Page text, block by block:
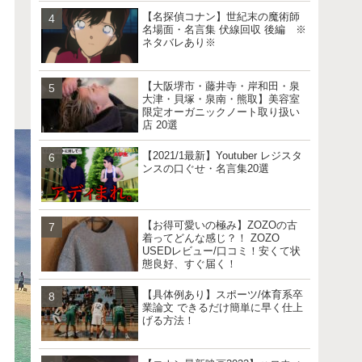
【名探偵コナン】世紀末の魔術師
名場面・名言集 伏線回収 後編 ※
ネタバレあり※
【大阪堺市・藤井寺・岸和田・泉
大津・貝塚・泉南・熊取】美容室
限定オーガニックノート取り扱い
店 20選
【2021/1最新】Youtuber レジスタ
ンスの口ぐせ・名言集20選
【お得可愛いの極み】ZOZOの古
着ってどんな感じ？！ ZOZO
USEDレビュー/口コミ！安くて状
態良好、すぐ届く！
【具体例あり】スポーツ/体育系卒
業論文 できるだけ簡単に早く仕上
げる方法！